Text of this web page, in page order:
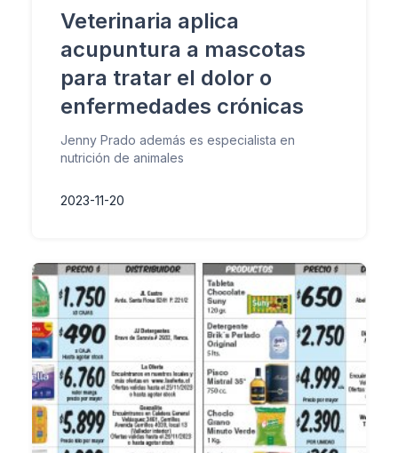
Veterinaria aplica
acupuntura a mascotas
para tratar el dolor o
enfermedades crónicas
Jenny Prado además es especialista en
nutrición de animales
2023-11-20